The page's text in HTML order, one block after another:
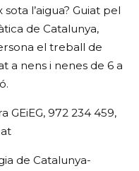
l’aigua? Guiat pel
de Catalunya,
el treball de
a nens i nenes de 6 a
GEiEG, 972 234 459,
de Catalunya-